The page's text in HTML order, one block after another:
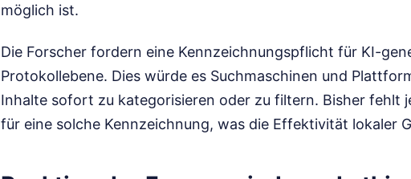
möglich ist.
Die Forscher fordern eine Kennzeichnungspflicht für KI-
Protokollebene. Dies würde es Suchmaschinen und
Inhalte sofort zu kategorisieren oder zu filtern. Bisher fehlt
für eine solche Kennzeichnung, was die Effektivität lokaler